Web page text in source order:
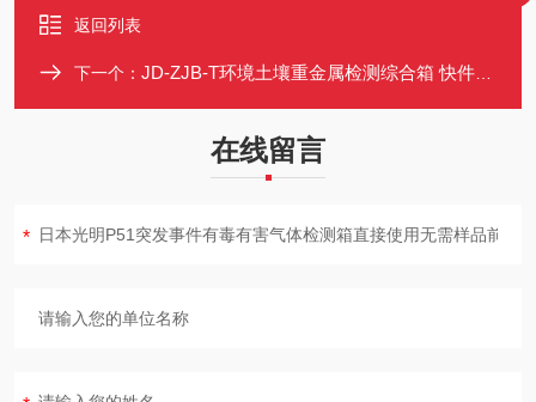
返回列表
下一个： JD-ZJB-T环境土壤重金属检测综合箱 快件试剂包 铅砷汞镉铬多元素
在线留言